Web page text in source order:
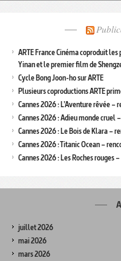
ARTE France Cinéma coproduit
Yinan et le premier film de
Cycle Bong Joon-ho sur ARTE
Plusieurs coproductions ARTE
Cannes 2026 : L’Aventure rêvée –
Cannes 2026 : Adieu monde cruel
Cannes 2026 : Le Bois de Klara –
Cannes 2026 : Titanic Ocean –
Cannes 2026 : Les Roches rouges
juillet 2026
mai 2026
mars 2026